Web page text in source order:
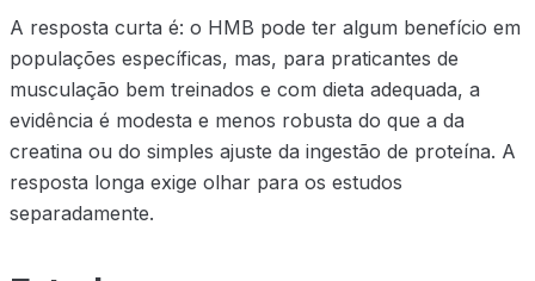
A resposta curta é: o HMB pode ter algum benefício em
populações específicas, mas, para praticantes de
musculação bem treinados e com dieta adequada, a
evidência é modesta e menos robusta do que a da
creatina ou do simples ajuste da ingestão de proteína. A
resposta longa exige olhar para os estudos
separadamente.